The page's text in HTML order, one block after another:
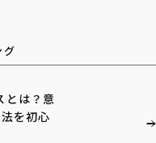
グ
とは？意
を初心